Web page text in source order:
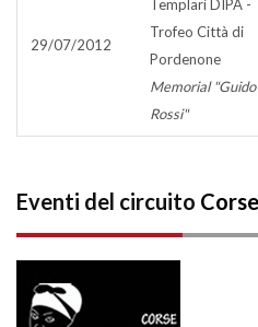
29/07/2012
Templari DIPA -
Trofeo Città di
Pordenone
Memorial "Guido
Rossi"
Eventi del circuito